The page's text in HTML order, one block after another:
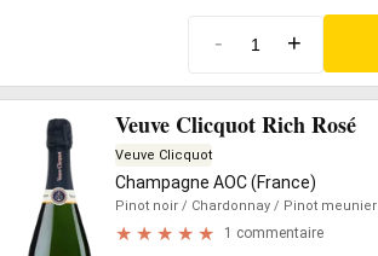
- +
Veuve Clicquot Rich Rosé
Veuve Clicquot
Champagne AOC (France)
Pinot noir / Chardonnay / Pinot meunier
1 commentaire